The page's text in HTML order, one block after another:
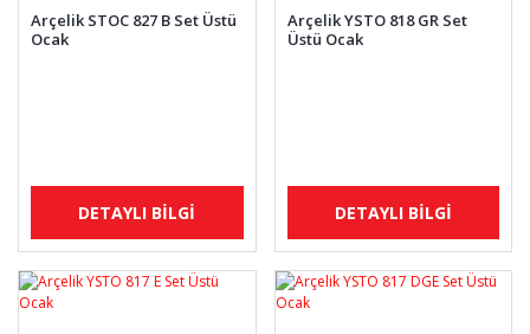
Arçelik STOC 827 B Set Üstü
Ocak
DETAYLI BİLGİ
Arçelik YSTO 818 GR Set
Üstü Ocak
DETAYLI BİLGİ